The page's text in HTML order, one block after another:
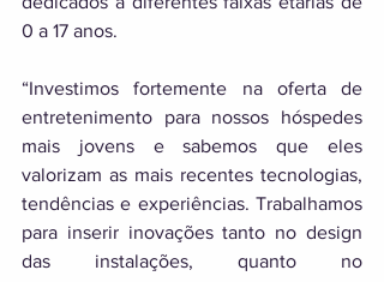
0 a 17 anos.
“Investimos fortemente na oferta de
entretenimento para nossos hóspedes
mais jovens e sabemos que eles
valorizam as mais recentes tecnologias,
tendências e experiências. Trabalhamos
para inserir inovações tanto no design
das instalações, quanto no